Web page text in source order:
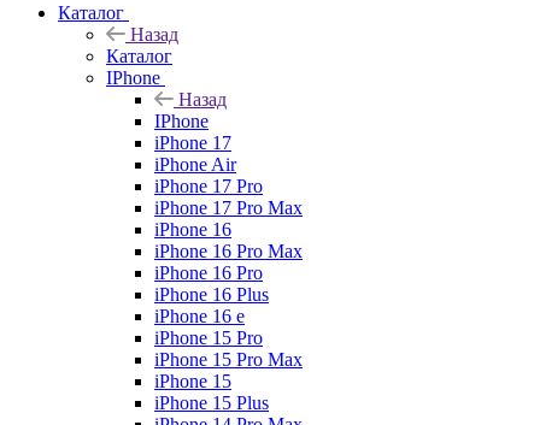
Каталог
Назад
Каталог
IPhone
Назад
IPhone
iPhone 17
iPhone Air
iPhone 17 Pro
iPhone 17 Pro Max
iPhone 16
iPhone 16 Pro Max
iPhone 16 Pro
iPhone 16 Plus
iPhone 16 e
iPhone 15 Pro
iPhone 15 Pro Max
iPhone 15
iPhone 15 Plus